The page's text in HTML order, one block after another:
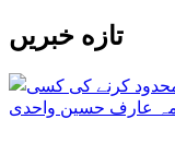
تازه خبریں